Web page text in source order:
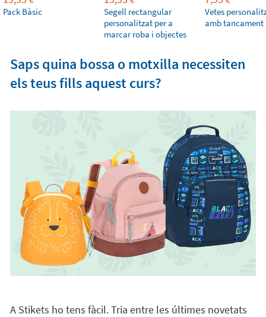
Pack Bàsic
Segell rectangular
personalitzat per a
marcar roba i objectes
Vetes
amb tancament
Saps quina bossa o motxilla necessiten
els teus fills aquest curs?
A Stikets ho tens fàcil. Tria entre les últimes novetats